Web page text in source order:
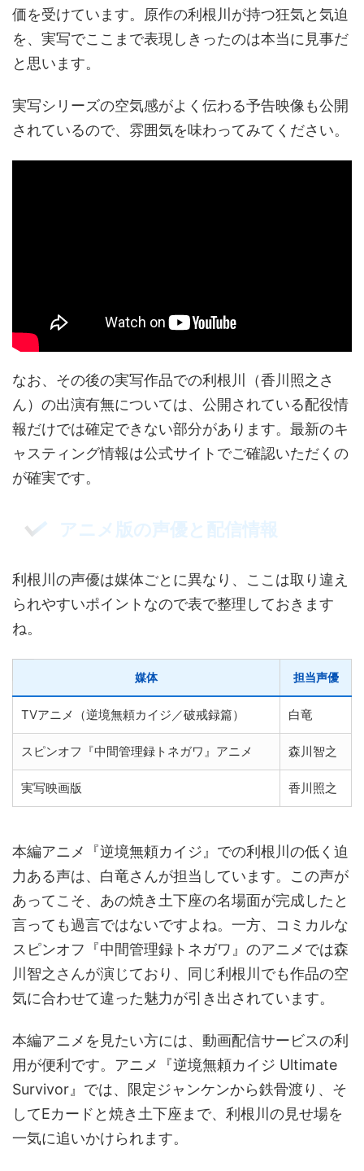
価を受けています。原作の利根川が持つ狂気と気迫
を、実写でここまで表現しきったのは本当に見事だ
と思います。
実写シリーズの空気感がよく伝わる予告映像も公開
されているので、雰囲気を味わってみてください。
なお、その後の実写作品での利根川（香川照之さ
ん）の出演有無については、公開されている配役情
報だけでは確定できない部分があります。最新のキ
ャスティング情報は公式サイトでご確認いただくの
が確実です。
アニメ版の声優と配信情報
利根川の声優は媒体ごとに異なり、ここは取り違え
られやすいポイントなので表で整理しておきます
ね。
媒体 担当声優
TVアニメ（逆境無頼カイジ／破戒録篇） 白竜
スピンオフ『中間管理録トネガワ』アニメ 森川智之
実写映画版 香川照之
本編アニメ『逆境無頼カイジ』での利根川の低く迫
力ある声は、白竜さんが担当しています。この声が
あってこそ、あの焼き土下座の名場面が完成したと
言っても過言ではないですよね。一方、コミカルな
スピンオフ『中間管理録トネガワ』のアニメでは森
川智之さんが演じており、同じ利根川でも作品の空
気に合わせて違った魅力が引き出されています。
本編アニメを見たい方には、動画配信サービスの利
用が便利です。アニメ『逆境無頼カイジ Ultimate
Survivor』では、限定ジャンケンから鉄骨渡り、そ
してEカードと焼き土下座まで、利根川の見せ場を
一気に追いかけられます。